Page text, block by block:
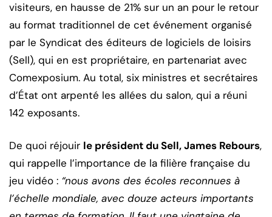
visiteurs, en hausse de 21% sur un an pour le retour
au format traditionnel de cet événement organisé
par le Syndicat des éditeurs de logiciels de loisirs
(Sell), qui en est propriétaire, en partenariat avec
Comexposium. Au total, six ministres et secrétaires
d’État ont arpenté les allées du salon, qui a réuni
142 exposants.
De quoi réjouir le président du Sell, James Rebours,
qui rappelle l’importance de la filière française du
jeu vidéo : “nous avons des écoles reconnues à
l’échelle mondiale, avec douze acteurs importants